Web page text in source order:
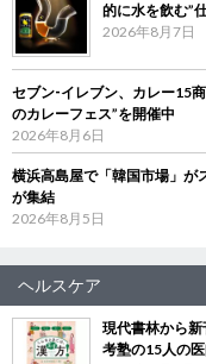
的に水を飲む”
2026年8月7日
セブン‐イレブン、カレー15
のカレーフェス”を開催中
2026年8月6日
横浜高島屋で「韓国市場」
が集結
2026年8月5日
ヘルスケア
現代書林から
考塾の15人の